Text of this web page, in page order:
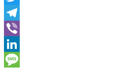
Twitter
Telegram
Viber
LinkedIn